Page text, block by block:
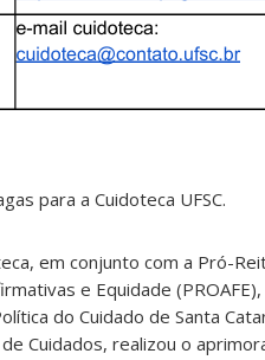
para a Cuidoteca UFSC.
em conjunto com a Pró-
e Equidade
do Cuidado de Santa
Cuidados, realizou o